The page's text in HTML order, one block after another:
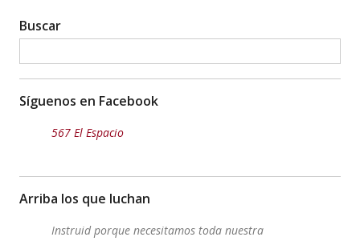
Buscar
Síguenos en Facebook
567 El Espacio
Arriba los que luchan
Instruid porque necesitamos toda nuestra